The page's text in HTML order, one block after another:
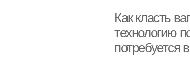
Как класть
технологию
потребуется